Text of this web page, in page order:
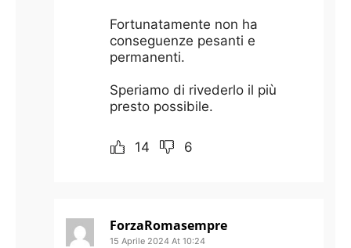
Fortunatamente non ha
conseguenze pesanti e
permanenti.
Speriamo di rivederlo il più
presto possibile.
14 6
ForzaRomasempre
15 Aprile 2024 At 10:24